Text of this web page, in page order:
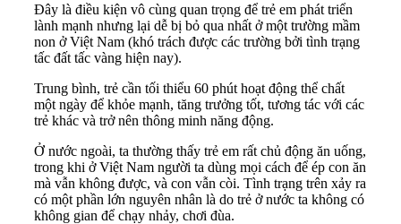
Đây là điều kiện vô cùng quan trọng để trẻ em phát triển
lành mạnh nhưng lại dễ bị bỏ qua nhất ở một trường mầm
non ở Việt Nam (khó trách được các trường bởi tình trạng
tấc đất tấc vàng hiện nay).
Trung bình, trẻ cần tối thiểu 60 phút hoạt động thể chất
một ngày để khỏe mạnh, tăng trưởng tốt, tương tác với các
trẻ khác và trở nên thông minh năng động.
Ở nước ngoài, ta thường thấy trẻ em rất chủ động ăn uống,
trong khi ở Việt Nam người ta dùng mọi cách để ép con ăn
mà vẫn không được, và con vẫn còi. Tình trạng trên xảy ra
có một phần lớn nguyên nhân là do trẻ ở nước ta không có
không gian để chạy nhảy, chơi đùa.